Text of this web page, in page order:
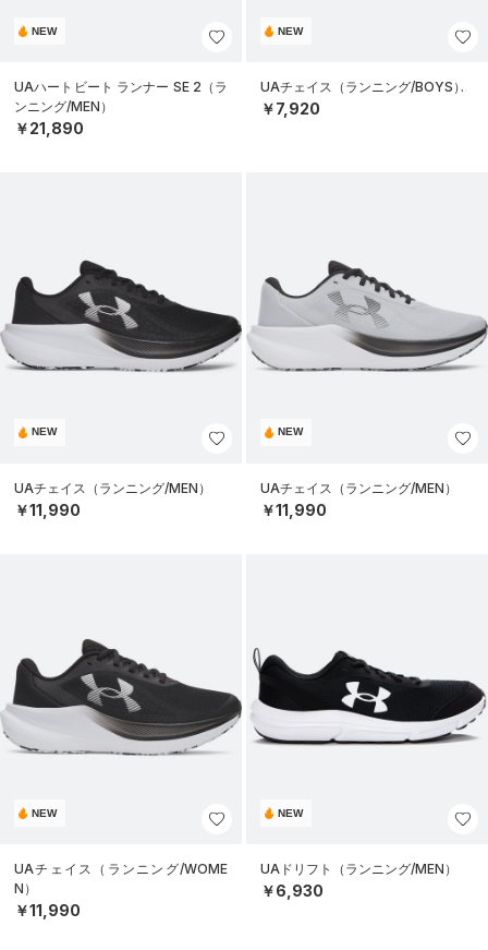
NEW
UAハートビート ランナー SE 2（ラ
ンニング/MEN）
￥21,890
NEW
UAチェイス（ランニング/BOYS）
￥7,920
NEW
UAチェイス（ランニング/MEN）
￥11,990
NEW
UAチェイス（ランニング/MEN）
￥11,990
NEW
UAチェイス（ランニング/WOME
N）
￥11,990
NEW
UAドリフト（ランニング/MEN）
￥6,930